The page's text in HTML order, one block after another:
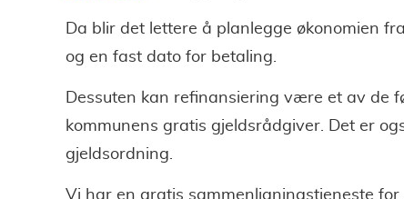
Da blir det lettere å planlegge økonomien
og en fast dato for betaling.
Dessuten kan refinansiering være et av de
kommunens gratis gjeldsrådgiver. Det er
gjeldsordning.
Vi har en gratis sammenligningstjeneste